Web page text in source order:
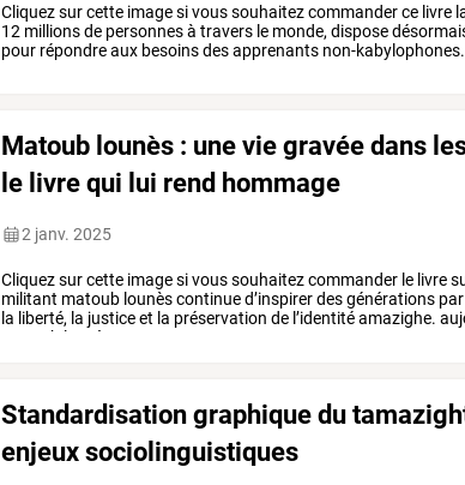
Cliquezsurcette imagesivoussouhaitezcommanderce livre
12 millionsde personnesà travers le monde, dispose
pour répondreaux besoinsdesapprenants non-kabylophones.
Matoub lounès : une vie gravée dans
le livre qui lui rend hommage
2 janv. 2025
Cliquezsurcette imagesivoussouhaitezcommander le livre
militant matoub lounèscontinued’inspirerdesgénérations par
la liberté, la justiceet la préservation de l’identitéamazighe.
matoub lounès
Standardisation graphique du
enjeux sociolinguistiques